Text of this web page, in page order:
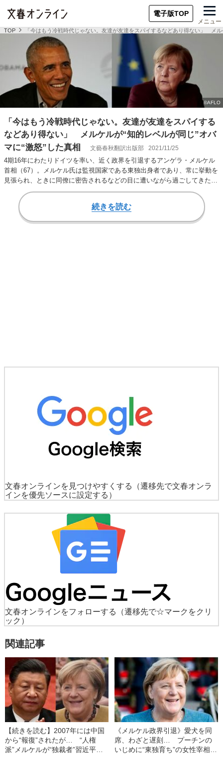
電子版TOP
メニュー
TOP 「今はもう冷戦時代じゃない。友達が友達をスパイするなどあり得ない」 メル
「今はもう冷戦時代じゃない。友達が友達をスパイする
などあり得ない」 メルケルが“知的レベルが同じ”オバ
マに“激怒”した真相
文藝春秋翻訳出版部 2021/11/25
4期16年にわたりドイツを率い、近く政界を引退するアンゲラ・メルケル
首相（67）。メルケル氏は監視国家である東独出身者であり、常に挙動を
見張られ、ときに同僚に密告されるなどの目に遭いながら過ごしてきた。
そのため、人…
続きを読む
文春オンラインを見つけやすくする
（遷移先で文春オンラ
インを優先ソースに設定する）
文春オンラインをフォローする
（遷移先で☆マークをクリ
ック）
関連記事
【続きを読む】2007年には中国
から“報復”されたが… “人権
派”メルケルが“独裁者”習近平か
《メルケル政界引退》愛犬を同
席、わざと遅刻… プーチンの
いじめに“東独育ち”の女性宰相が